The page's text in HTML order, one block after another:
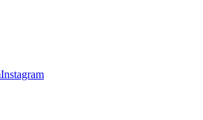
Instagram